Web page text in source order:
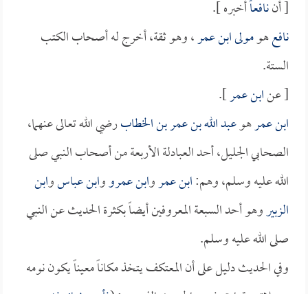
[ أننافعاًأخبره ].
نافعهومولى ابن عمر، وهو ثقة، أخرج له أصحاب الكتب
الستة.
[ عنابن عمر].
ابن عمرهوعبد الله بن عمر بن الخطابرضي الله تعالى عنهما،
الصحابي الجليل، أحد العبادلة الأربعة من أصحاب النبي صلى
الله عليه وسلم، وهم:ابن عمروابن عمرووابن عباسوابن
الزبيروهو أحد السبعة المعروفين أيضاً بكثرة الحديث عن النبي
صلى الله عليه وسلم.
وفي الحديث دليل على أن المعتكف يتخذ مكاناً معيناً يكون نومه